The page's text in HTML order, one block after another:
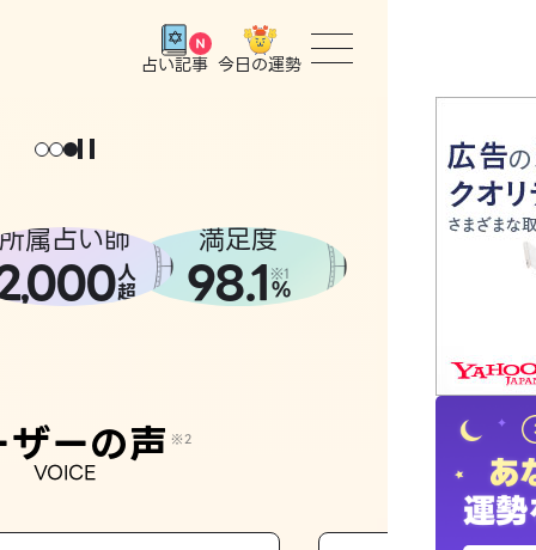
占い記事 今日の運勢
トップ
ユーザ
占いの
おすす
よくあ
所属占い師
,000人
超
満足度
98.1 ※1
%
ーの声 ※2
VOICE